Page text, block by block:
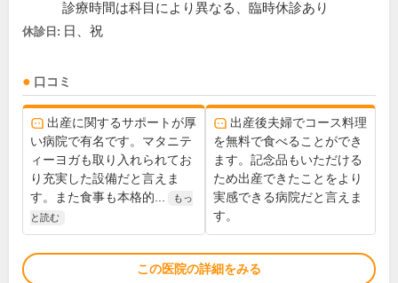
診療時間は科目により異なる、臨時休診あり
休診日: 日、祝
口コミ
出産に関するサポートが厚
い病院で有名です。マタニテ
ィーヨガも取り入れられてお
り充実した設備だと言えま
す。また食事も本格的...
もっ
と読む
出産後夫婦でコース料理
を無料で食べることができ
ます。記念品もいただける
ため出産できたことをより
実感できる病院だと言えま
す。
この医院の詳細をみる